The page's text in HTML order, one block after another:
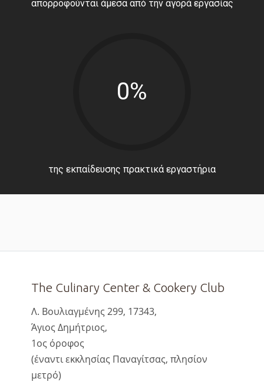
απορροφούνται άμεσα από την αγορά εργασίας
0%
της εκπαίδευσης πρακτικά εργαστήρια
The Culinary Center & Cookery Club
Λ. Βουλιαγμένης 299, 17343,
Άγιος Δημήτριος,
1ος όροφος
(έναντι εκκλησίας Παναγίτσας, πλησίον
μετρό)